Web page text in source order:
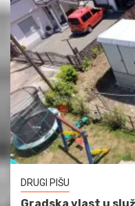
DRUGI PIŠU